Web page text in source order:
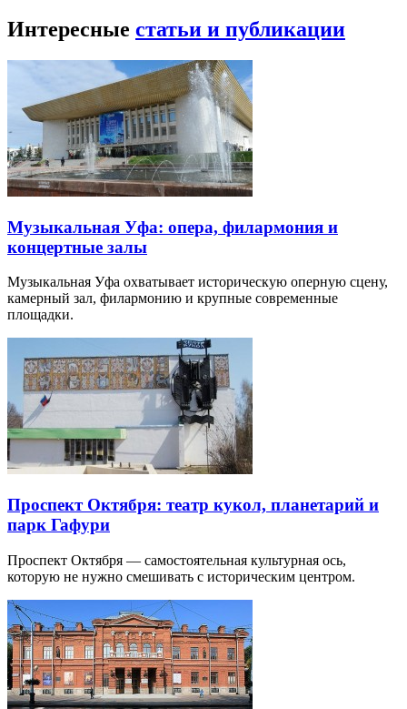
Интересные статьи и публикации
Музыкальная Уфа: опера, филармония и
концертные залы
Музыкальная Уфа охватывает историческую оперную сцену,
камерный зал, филармонию и крупные современные
площадки.
Проспект Октября: театр кукол, планетарий и
парк Гафури
Проспект Октября — самостоятельная культурная ось,
которую не нужно смешивать с историческим центром.